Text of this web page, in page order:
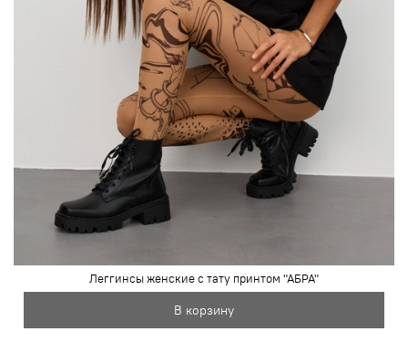
Леггинсы женские с тату принтом "АБРА"
В корзину